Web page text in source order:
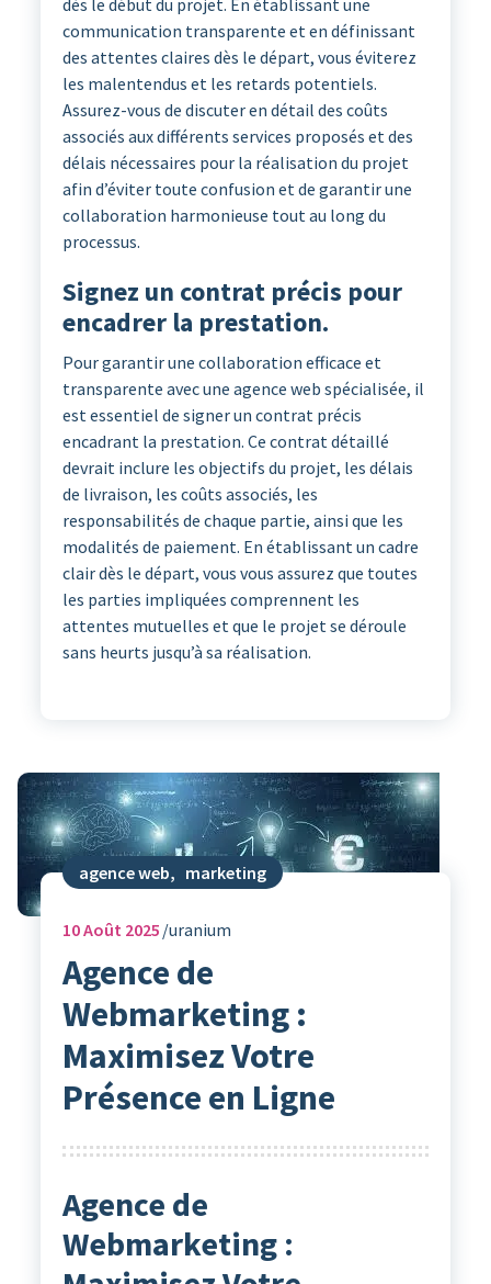
communication transparente et en définissant
des attentes claires dès le départ, vous éviterez
les malentendus et les retards potentiels.
Assurez-vous de discuter en détail des coûts
associés aux différents services proposés et des
délais nécessaires pour la réalisation du projet
afin d’éviter toute confusion et de garantir une
collaboration harmonieuse tout au long du
processus.
Signez un contrat précis pour
encadrer la prestation.
Pour garantir une collaboration efficace et
transparente avec une agence web spécialisée, il
est essentiel de signer un contrat précis
encadrant la prestation. Ce contrat détaillé
devrait inclure les objectifs du projet, les délais
de livraison, les coûts associés, les
responsabilités de chaque partie, ainsi que les
modalités de paiement. En établissant un cadre
clair dès le départ, vous vous assurez que toutes
les parties impliquées comprennent les
attentes mutuelles et que le projet se déroule
sans heurts jusqu’à sa réalisation.
agence web, marketing
10Août 2025 uranium
Agence de
Webmarketing :
Maximisez Votre
Présence en Ligne
Agence de
Webmarketing :